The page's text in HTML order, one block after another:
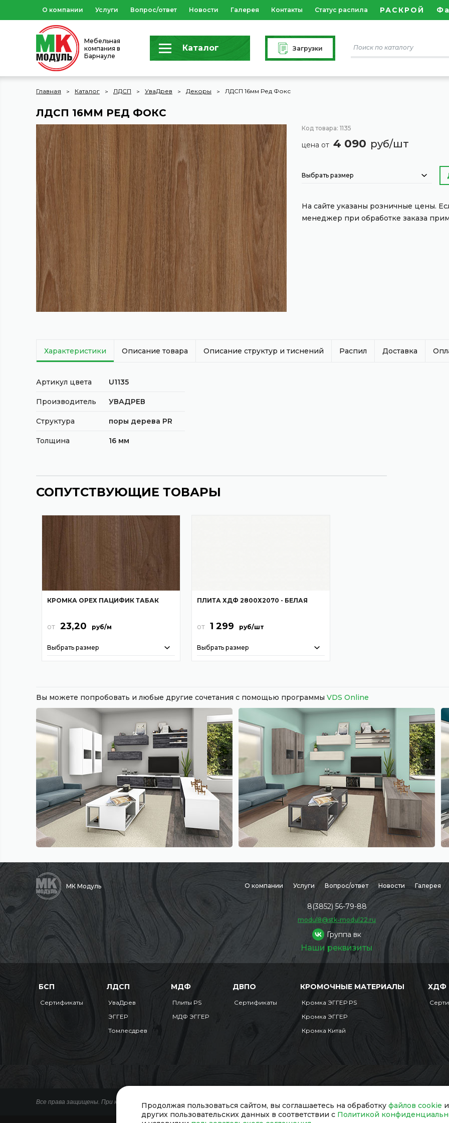
О компании Услуги Вопрос/ответ Новости Галерея Контакты Статус распила РАСКРОЙ
Мебельная
компания в
Барнауле
Каталог Загрузки
Главная Каталог ЛДСП УваДрев Декоры ЛДСП 16мм Ред Фокс
ЛДСП 16ММ РЕД ФОКС
Код товара: 1135
цена от 4 090 руб/шт
Выбрать размер
На сайте указаны розничные цены.
менеджер при обработке заказа
Характеристики Описание товара Описание структур и тиснений Распил Доставка
Артикул цвета U1135
Производитель УВАДРЕВ
Структура поры дерева PR
Толщина 16 мм
СОПУТСТВУЮЩИЕ ТОВАРЫ
КРОМКА ОРЕХ ПАЦИФИК ТАБАК
от 23,20 руб/м
Выбрать размер
ПЛИТА ХДФ 2800Х2070 - БЕЛАЯ
от 1 299 руб/шт
Выбрать размер
Вы можете попробовать и любые другие сочетания с помощью программы VDS Online
МК Модуль О компании Услуги Вопрос/ответ Новости Галерея
8(3852) 56-79-88
modul8@stk-modul22.ru
Группа вк
Наши реквизиты
БСП
Сертификаты
ЛДСП
УваДрев
ЭГГЕР
Томлесдрев
МДФ
Плиты PS
МДФ ЭГГЕР
ДВПО
Сертификаты
КРОМОЧНЫЕ МАТЕРИАЛЫ
Кромка ЭГГЕР PS
Кромка ЭГГЕР
Кромка Китай
ХДФ
Все права защищены. При копировании материалов ссылка на сайт обязательна. Мобильная версия
Продолжая пользоваться сайтом, вы соглашаетесь на обработку файлов cookie и
других пользовательских данных в соответствии с Политикой